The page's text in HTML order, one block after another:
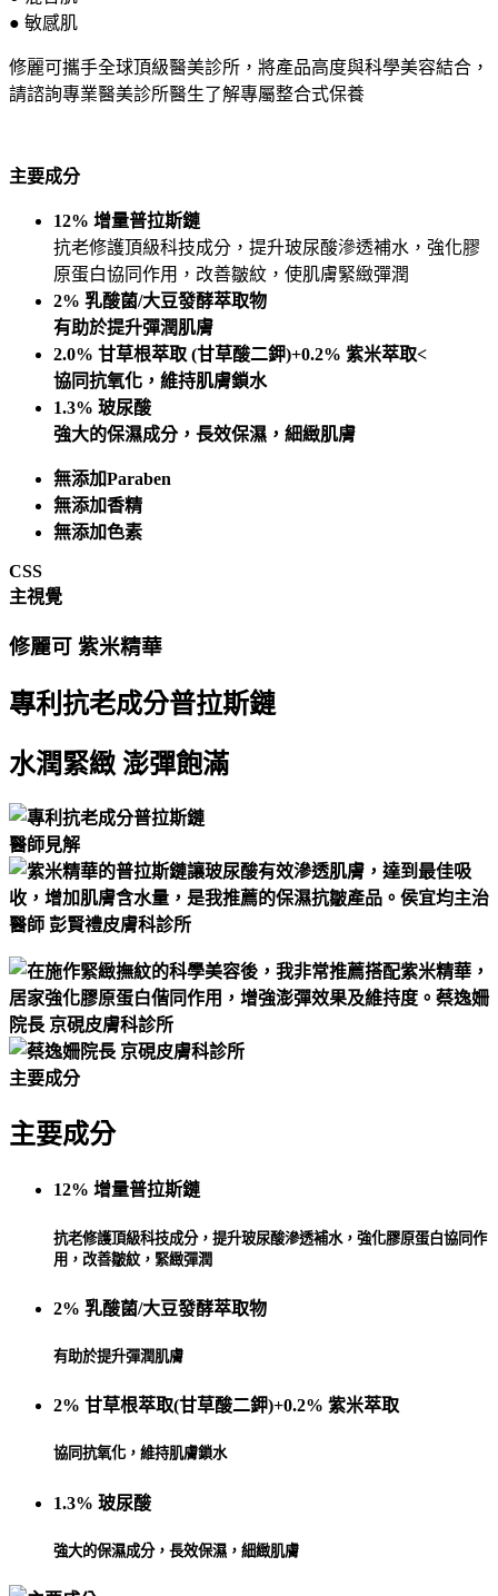
● 敏感肌
修麗可攜手全球頂級醫美診所，將產品高度與科學美容結合，
請諮詢專業醫美診所醫生了解專屬整合式保養
主要成分
12% 增量普拉斯鏈
抗老修護頂級科技成分，提升玻尿酸滲透補水，強化膠
原蛋白協同作用，改善皺紋，使肌膚緊緻彈潤
2% 乳酸菌/大豆發酵萃取物
有助於提升彈潤肌膚
2.0% 甘草根萃取 (甘草酸二鉀)+0.2% 紫米萃取<
協同抗氧化，維持肌膚鎖水
1.3% 玻尿酸
強大的保濕成分，長效保濕，細緻肌膚
無添加Paraben
無添加香精
無添加色素
CSS
主視覺
修麗可 紫米精華
專利抗老成分普拉斯鏈
水潤緊緻 澎彈飽滿
醫師見解
主要成分
主要成分
12% 增量普拉斯鏈
抗老修護頂級科技成分，提升玻尿酸滲透補水，強化膠原蛋白協同作
用，改善皺紋，緊緻彈潤
2% 乳酸菌/大豆發酵萃取物
有助於提升彈潤肌膚
2% 甘草根萃取(甘草酸二鉀)+0.2% 紫米萃取
協同抗氧化，維持肌膚鎖水
1.3% 玻尿酸
強大的保濕成分，長效保濕，細緻肌膚